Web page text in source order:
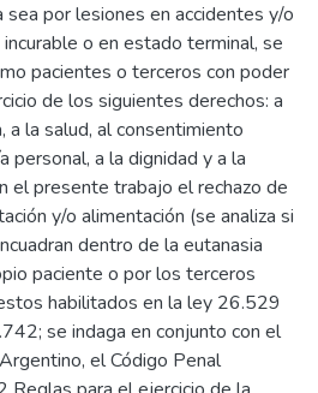
sea por lesiones en accidentes y/o
o en estado terminal, se
pacientes o terceros con poder
de los siguientes derechos: a
a la salud, al consentimiento
personal, a la dignidad y a la
el presente trabajo el rechazo de
y/o alimentación (se analiza si
dentro de la eutanasia
paciente o por los terceros
habilitados en la ley 26.529
se indaga en conjunto con el
el Código Penal